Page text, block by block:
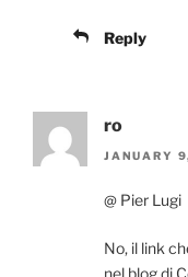
Reply
ro
JANUARY
@ Pier Lugi
No, il link